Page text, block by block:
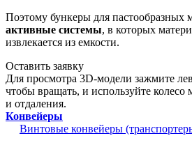
Поэтому бункеры для пастообразных
активные системы, в которых
извлекается из емкости.
Оставить заявку
Для просмотра 3D-модели зажмите
чтобы вращать, и используйте
и отдаления.
Конвейеры
Винтовые конвейеры